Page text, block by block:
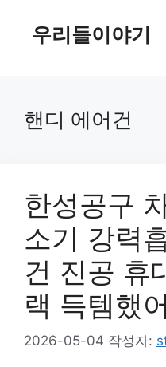
우리들이야기
핸디 에어건
한성공구
소기 강력
건 진공 휴
랙 득템했
2026-05-04 작성자: